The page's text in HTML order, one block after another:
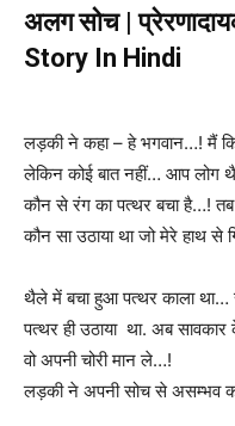
अलग सोच |
Story In Hindi
लड़की ने कहा – हे भगवान…! मैं
लेकिन कोई बात नहीं… आप लोग
कौन से रंग का पत्थर बचा है…!
कौन सा उठाया था जो मेरे हाथ से
थैले में बचा हुआ पत्थर काला था…
पत्थर ही उठाया था. अब सावकार
वो अपनी चोरी मान ले…!
लड़की ने अपनी सोच से असम्भव